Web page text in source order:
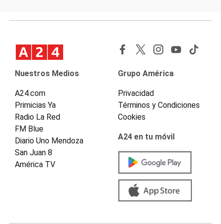
Nuestros Medios
A24.com
Primicias Ya
Radio La Red
FM Blue
Diario Uno Mendoza
San Juan 8
América TV
Grupo América
Privacidad
Términos y Condiciones
Cookies
A24 en tu móvil